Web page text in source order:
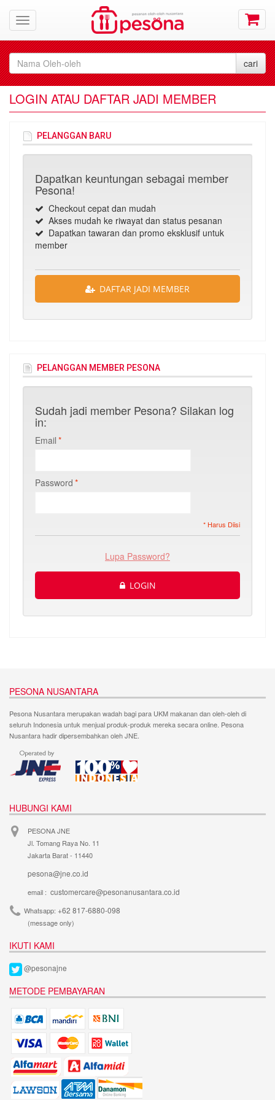
LOGIN ATAU DAFTAR JADI MEMBER
PELANGGAN BARU
Dapatkan keuntungan sebagai member
Pesona!
Checkout cepat dan mudah
Akses mudah ke riwayat dan status pesanan
Dapatkan tawaran dan promo eksklusif untuk
member
DAFTAR JADI MEMBER
PELANGGAN MEMBER PESONA
Sudah jadi member Pesona? Silakan log
in:
*
Email
*
Password
* Harus Diisi
Lupa Password?
LOGIN
PESONA NUSANTARA
Pesona Nusantara merupakan wadah bagi para UKM makanan dan oleh-oleh di
seluruh Indonesia untuk menjual produk-produk mereka secara online. Pesona
Nusantara hadir dipersembahkan oleh JNE.
HUBUNGI KAMI
PESONA JNE
Jl. Tomang Raya No. 11
Jakarta Barat - 11440
pesona@jne.co.id
email : customercare@pesonanusantara.co.id
Whatsapp: +62 817-6880-098
(message only)
IKUTI KAMI
@pesonajne
METODE PEMBAYARAN